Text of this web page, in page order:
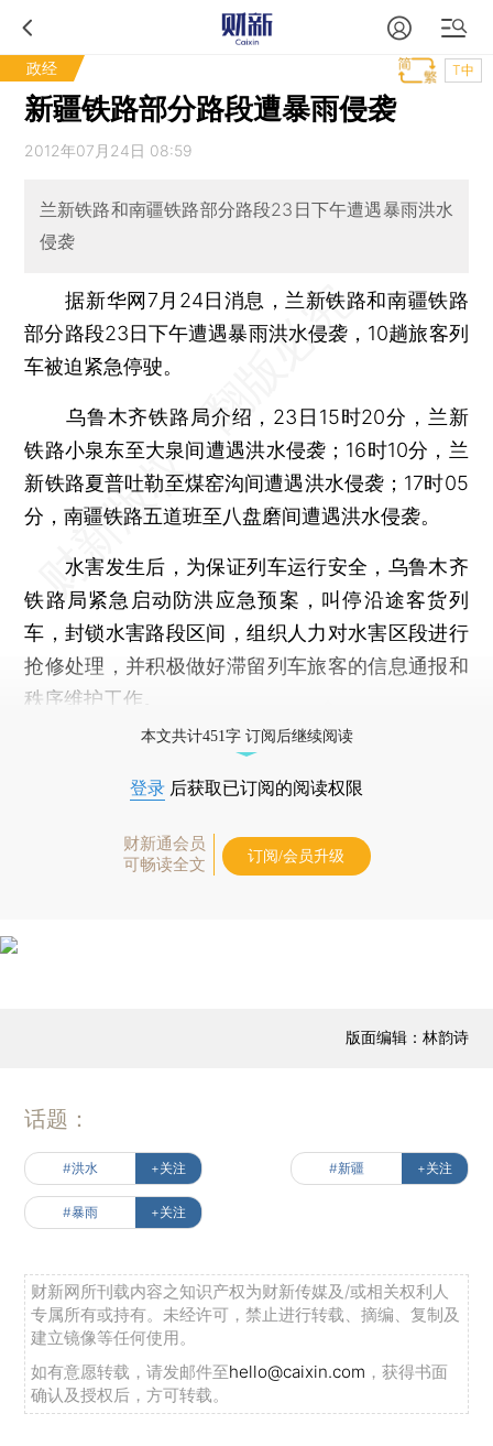
政经 T中
新疆铁路部分路段遭暴雨侵袭
2012年07月24日 08:59
兰新铁路和南疆铁路部分路段23日下午遭遇暴雨洪水
侵袭
据新华网7月24日消息，兰新铁路和南疆铁路
部分路段23日下午遭遇暴雨洪水侵袭，10趟旅客列
车被迫紧急停驶。
乌鲁木齐铁路局介绍，23日15时20分，兰新
铁路小泉东至大泉间遭遇洪水侵袭；16时10分，兰
新铁路夏普吐勒至煤窑沟间遭遇洪水侵袭；17时05
分，南疆铁路五道班至八盘磨间遭遇洪水侵袭。
水害发生后，为保证列车运行安全，乌鲁木齐
铁路局紧急启动防洪应急预案，叫停沿途客货列
车，封锁水害路段区间，组织人力对水害区段进行
抢修处理，并积极做好滞留列车旅客的信息通报和
秩序维护工作。
本文共计451字 订阅后继续阅读
登录 后获取已订阅的阅读权限
财新通会员
可畅读全文
订阅/会员升级
版面编辑：林韵诗
话题：
#洪水 +关注 #新疆 +关注
#暴雨 +关注
财新网所刊载内容之知识产权为财新传媒及/或相关权利人
专属所有或持有。未经许可，禁止进行转载、摘编、复制及
建立镜像等任何使用。
如有意愿转载，请发邮件至hello@caixin.com ，获得书面
确认及授权后，方可转载。